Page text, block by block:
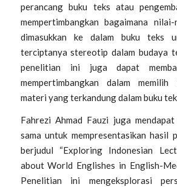
perancang buku teks atau
mempertimbangkan bagaimana
dimasukkan ke dalam buku teks
terciptanya stereotip dalam budaya
penelitian ini juga dapat
mempertimbangkan dalam memilih
materi yang terkandung dalam buku
Fahrezi Ahmad Fauzi juga
sama untuk mempresentasikan hasil
berjudul “Exploring Indonesian
about World Englishes in English-
Penelitian ini mengeksplorasi